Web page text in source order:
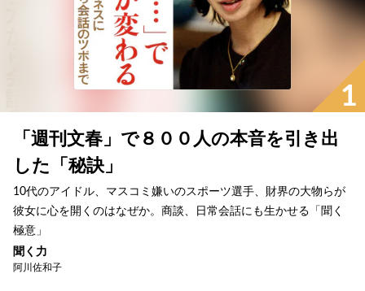
1
「週刊文春」で８００人の本音を引き出
した「秘訣」
10代のアイドル、マスコミ嫌いのスポーツ選手、財界の大物らが
彼女に心を開くのはなぜか。商談、日常会話にも生かせる「聞く
極意」
聞く力
阿川佐和子